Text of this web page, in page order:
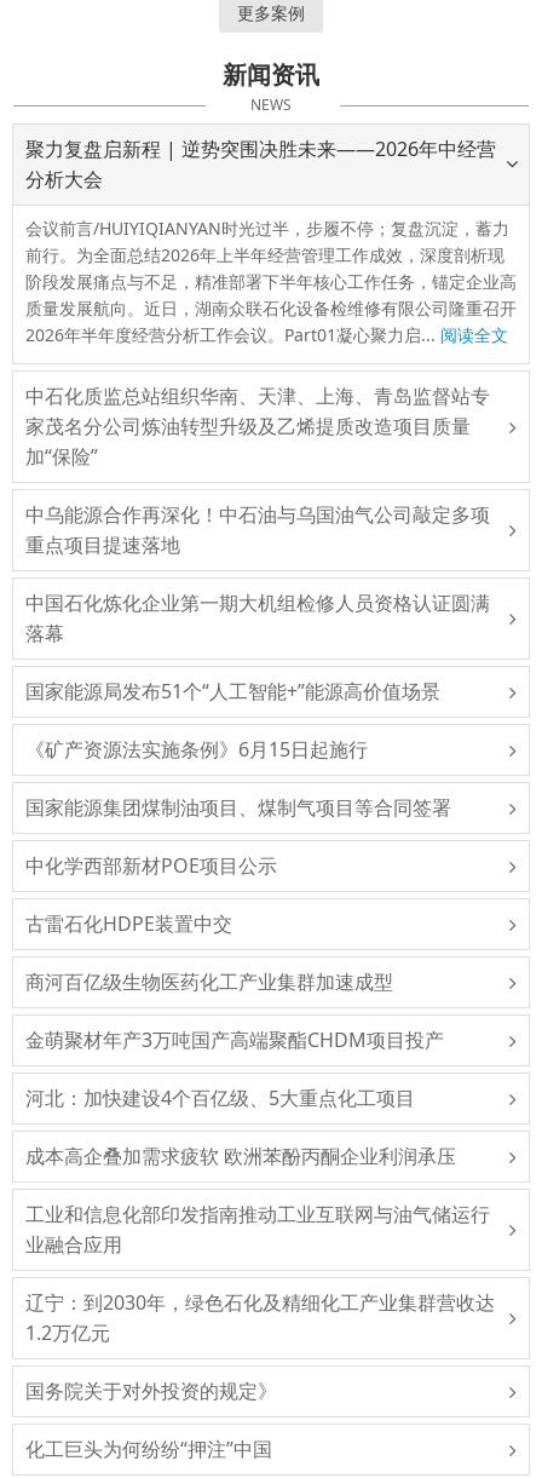
更多案例
新闻资讯
NEWS
聚力复盘启新程 | 逆势突围决胜未来——2026年中经营
分析大会
会议前言/HUIYIQIANYAN时光过半，步履不停；复盘沉淀，蓄力
前行。为全面总结2026年上半年经营管理工作成效，深度剖析现
阶段发展痛点与不足，精准部署下半年核心工作任务，锚定企业高
质量发展航向。近日，湖南众联石化设备检维修有限公司隆重召开
2026年半年度经营分析工作会议。Part01凝心聚力启... 阅读全文
中石化质监总站组织华南、天津、上海、青岛监督站专
家茂名分公司炼油转型升级及乙烯提质改造项目质量
加“保险”
中乌能源合作再深化！中石油与乌国油气公司敲定多项
重点项目提速落地
中国石化炼化企业第一期大机组检修人员资格认证圆满
落幕
国家能源局发布51个“人工智能+”能源高价值场景
《矿产资源法实施条例》6月15日起施行
国家能源集团煤制油项目、煤制气项目等合同签署
中化学西部新材POE项目公示
古雷石化HDPE装置中交
商河百亿级生物医药化工产业集群加速成型
金萌聚材年产3万吨国产高端聚酯CHDM项目投产
河北：加快建设4个百亿级、5大重点化工项目
成本高企叠加需求疲软 欧洲苯酚丙酮企业利润承压
工业和信息化部印发指南推动工业互联网与油气储运行
业融合应用
辽宁：到2030年，绿色石化及精细化工产业集群营收达
1.2万亿元
国务院关于对外投资的规定》
化工巨头为何纷纷“押注”中国